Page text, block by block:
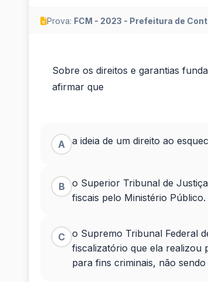
Prova: FCM - 2023 - Prefeitura de
Sobre
os
e
fundamentais
a
sua
Sobre os direitos e garantias
afirmar que
A a ideia de um direito ao
B
o Superior Tribunal de
fiscais pelo Ministério Público.
C o Supremo Tribunal Federal
fiscalizatório que ela realizou
para fins criminais, não